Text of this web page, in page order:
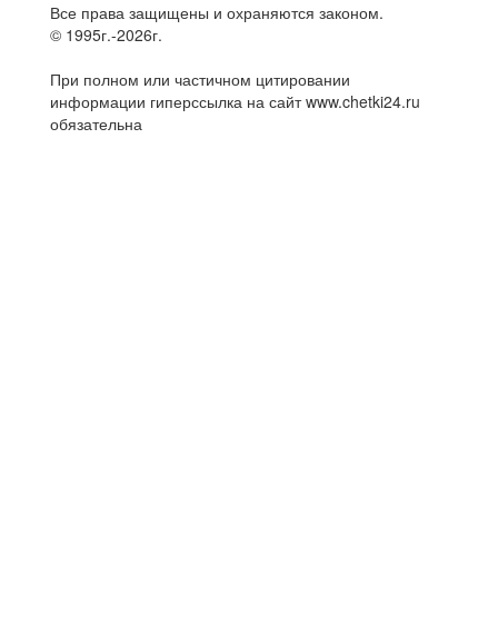
Все права защищены и охраняются законом.
© 1995г.-2026г.
При полном или частичном цитировании
информации гиперссылка на сайт www.chetki24.ru
обязательна